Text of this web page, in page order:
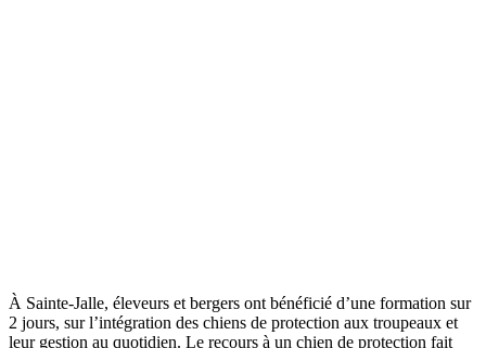
À Sainte-Jalle, éleveurs et bergers ont bénéficié d’une formation sur
2 jours, sur l’intégration des chiens de protection aux troupeaux et
leur gestion au quotidien. Le recours à un chien de protection fait